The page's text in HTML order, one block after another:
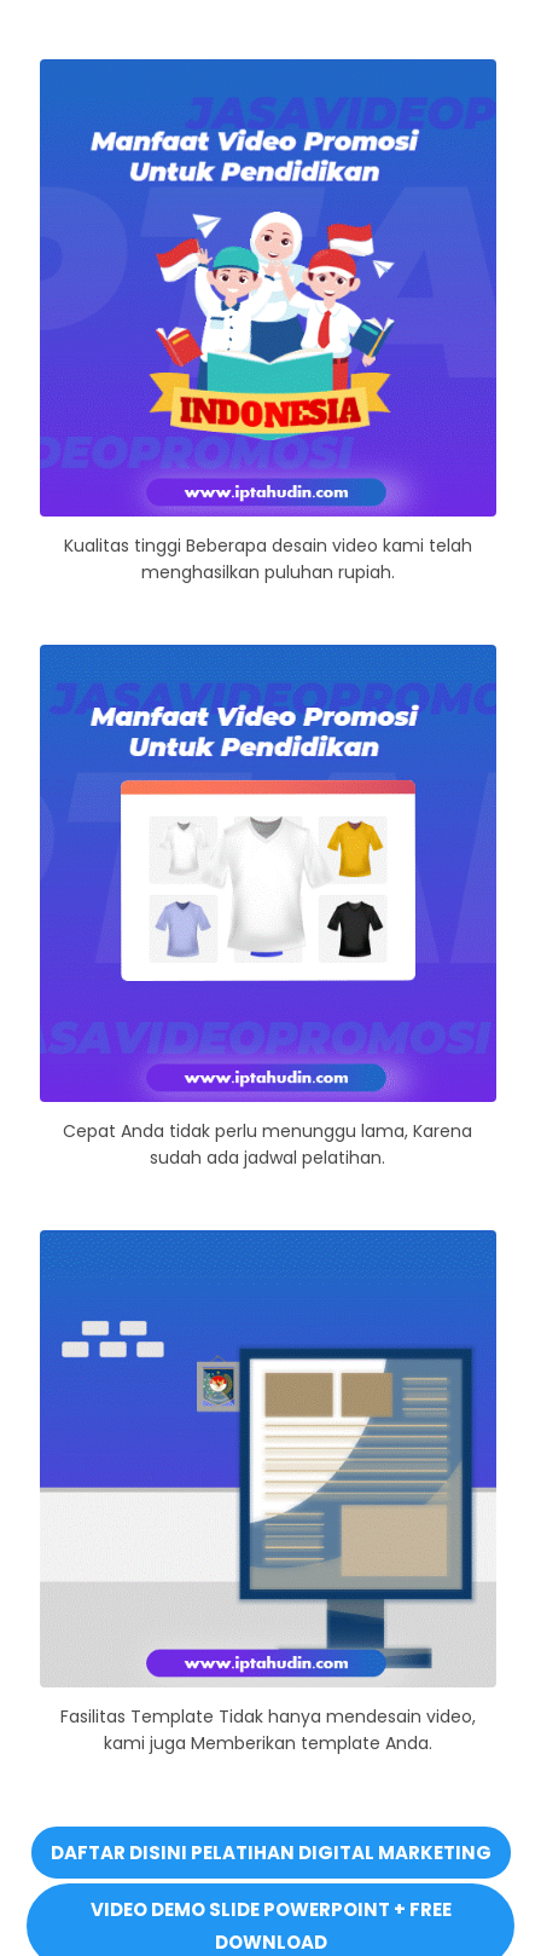
Kualitas tinggi Beberapa desain video kami telah
menghasilkan puluhan rupiah.
Cepat Anda tidak perlu menunggu lama, Karena
sudah ada jadwal pelatihan.
Fasilitas Template Tidak hanya mendesain video,
kami juga Memberikan template Anda.
DAFTAR DISINI PELATIHAN DIGITAL MARKETING
VIDEO DEMO SLIDE POWERPOINT + FREE
DOWNLOAD